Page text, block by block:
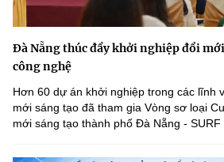
Đà Nẵng thúc đẩy khởi nghiệp đổi
công nghệ
Hơn 60 dự án khởi nghiệp trong các lĩnh
mới sáng tạo đã tham gia Vòng sơ loại
mới sáng tạo thành phố Đà Nẵng - SURF